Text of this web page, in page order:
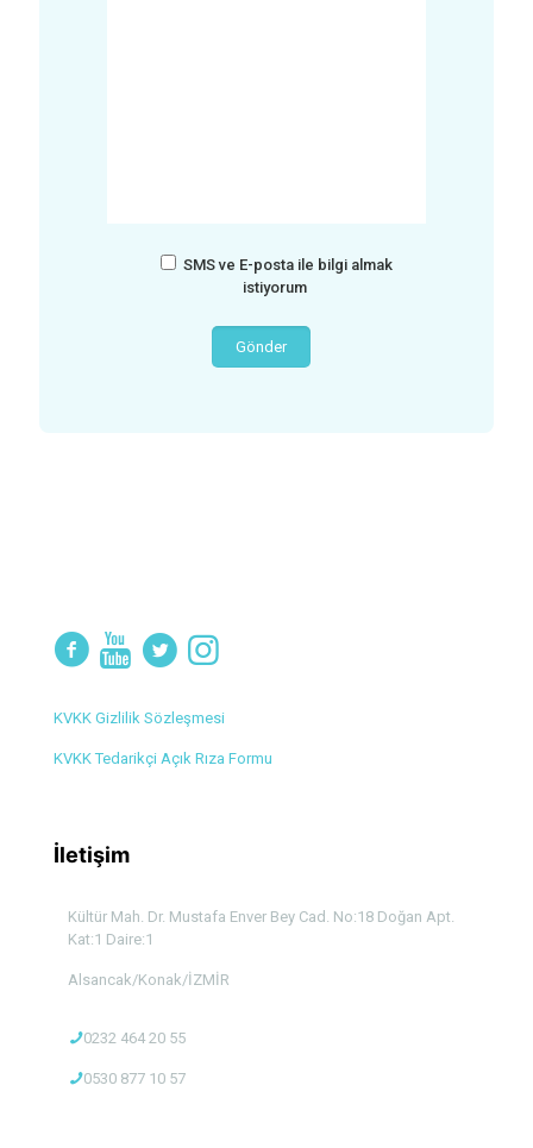
SMS ve E-posta ile bilgi almak
istiyorum
KVKK Gizlilik Sözleşmesi
KVKK Tedarikçi Açık Rıza Formu
İletişim
Kültür Mah. Dr. Mustafa Enver Bey Cad. No:18 Doğan Apt.
Kat:1 Daire:1
Alsancak/Konak/İZMİR
0232 464 20 55
0530 877 10 57